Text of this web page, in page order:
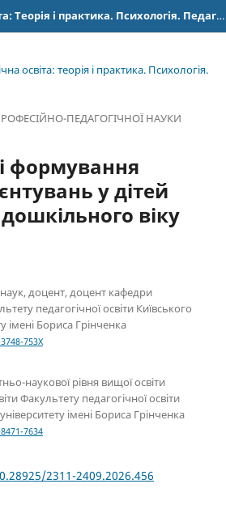
Педагогічна освіта: Теорія і практика. Психологія. Педагогіка.
освіта: теорія і практика. Психологія.
ПЕДАГОГІЧНОЇ НАУКИ
формування
у дітей
віку
доцент, доцент кафедри
педагогічної освіти Київського
імені Бориса Грінченка
753X
наукової рівня вищої освіти
Факультету педагогічної освіти
імені Бориса Грінченка
7634
2311-2409.2026.456